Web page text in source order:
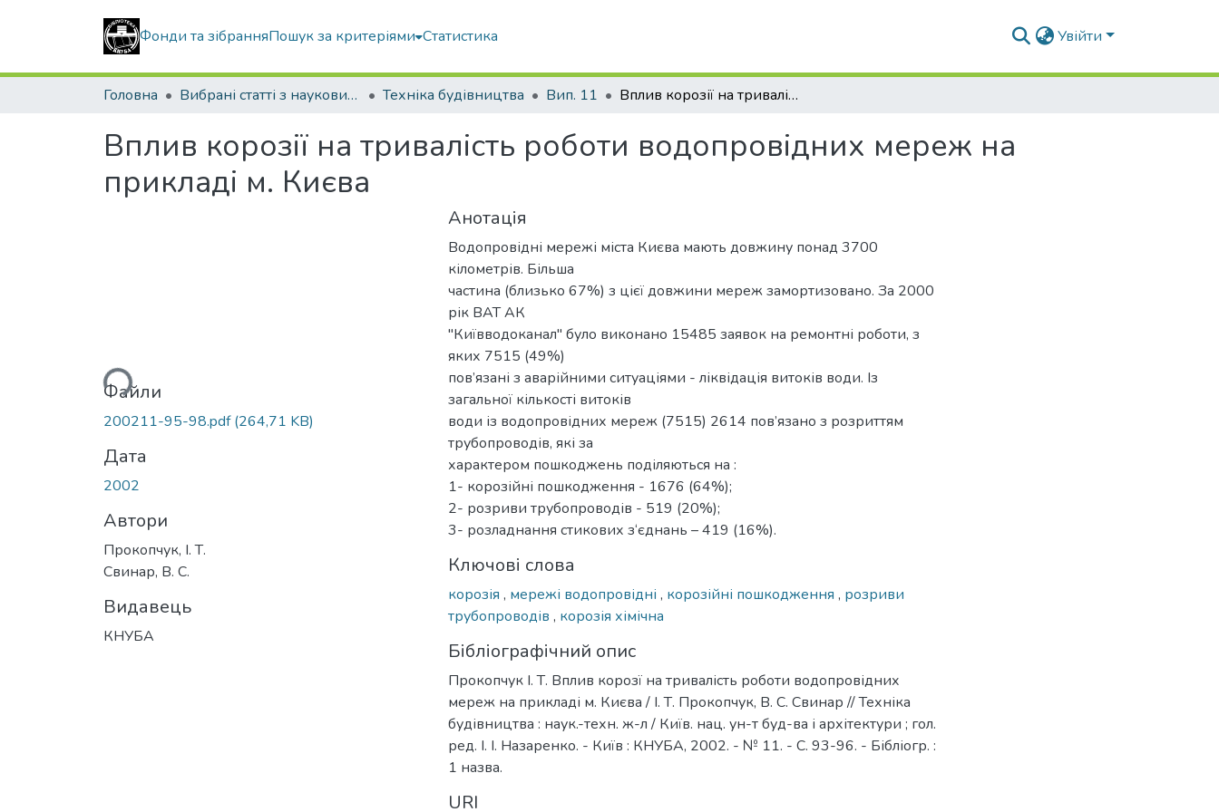
Фонди та зібранняПошук за критеріями Статистика Увійти
Головна Вибрані статті з наукових збірників КНУБА Техніка будівництва Вип. 11 Вплив корозії на тривалість роботи водопровідних мереж на прикладі м. Києва
Вплив корозії на тривалість роботи водопровідних мереж на
прикладі м. Києва
Вантажиться...
Файли
200211-95-98.pdf(264,71 KB)
Дата
2002
Автори
Прокопчук, І. Т.
Свинар, В. С.
Видавець
КНУБА
Анотація
Водопровідні мережі міста Києва мають довжину понад 3700
кілометрів. Більша
частина (близько 67%) з цієї довжини мереж замортизовано. За 2000
рік ВАТ АК
"Київводоканал" було виконано 15485 заявок на ремонтні роботи, з
яких 7515 (49%)
пов’язані з аварійними ситуаціями - ліквідація витоків води. Із
загальної кількості витоків
води із водопровідних мереж (7515) 2614 пов’язано з розриттям
трубопроводів, які за
характером пошкоджень поділяються на :
1- корозійні пошкодження - 1676 (64%);
2- розриви трубопроводів - 519 (20%);
3- розладнання стикових з‘єднань – 419 (16%).
Ключові слова
корозія , мережі водопровідні , корозійні пошкодження , розриви
трубопроводів , корозія хімічна
Бібліографічний опис
Прокопчук І. Т. Вплив корозї на тривалість роботи водопровідних
мереж на прикладі м. Києва / І. Т. Прокопчук, В. С. Свинар // Техніка
будівництва : наук.-техн. ж-л / Київ. нац. ун-т буд-ва і архітектури ; гол.
ред. І. І. Назаренко. - Київ : КНУБА, 2002. - № 11. - С. 93-96. - Бібліогр. :
1 назва.
URI